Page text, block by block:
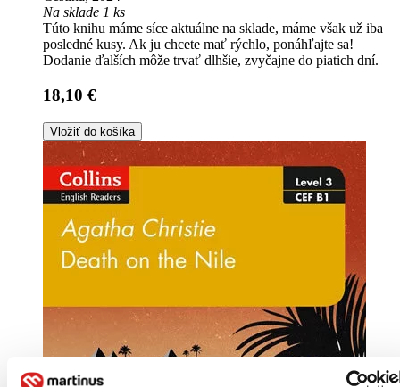
Na sklade 1 ks
Túto knihu máme síce aktuálne na sklade, máme však už iba
posledné kusy. Ak ju chcete mať rýchlo, ponáhľajte sa!
Dodanie ďalších môže trvať dlhšie, zvyčajne do piatich dní.
18,10 €
Vložiť do košíka